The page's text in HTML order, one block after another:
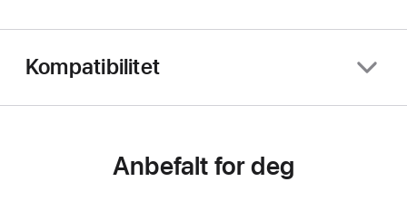
Kompatibilitet
Anbefalt for deg